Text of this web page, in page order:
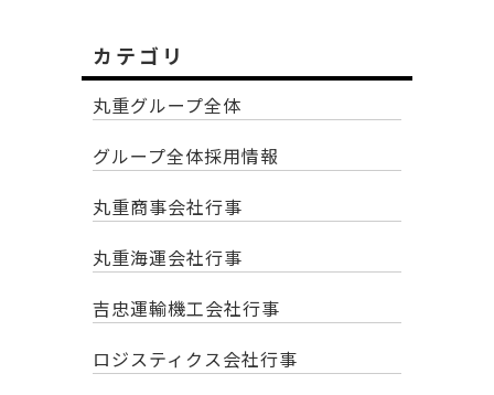
カテゴリ
丸重グループ全体
グループ全体採用情報
丸重商事会社行事
丸重海運会社行事
吉忠運輸機工会社行事
ロジスティクス会社行事